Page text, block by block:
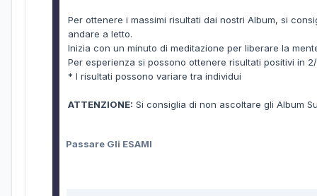
Per ottenere i massimi risultati dai nostri Album, si
andare a letto.
Inizia con un minuto di meditazione per liberare la
Per esperienza si possono ottenere risultati positivi in
* I risultati possono variare tra individui
ATTENZIONE: Si consiglia di non ascoltare gli Album
Passare Gli ESAMI